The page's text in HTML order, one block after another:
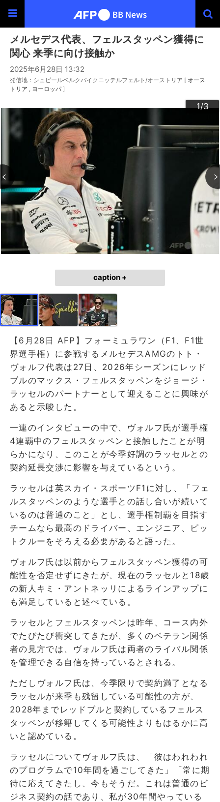
メルセデス代表、フェルスタッペン獲得に
関心 来季に向け接触か
2025年6月28日 13:32
発信地：シュピールベルクバイクニッテルフェルト/オーストリア [ オース
トリア
ヨーロッパ ]
1/3
2/3
3/3
caption +
【6月28日 AFP】フォーミュラワン（F1、F1世
界選手権）に参戦するメルセデスAMGのトト・
ヴォルフ代表は27日、2026年シーズンにレッド
ブルのマックス・フェルスタッペンをジョージ・
ラッセルのパートナーとして迎えることに興味が
あると示唆した。
一連のインタビューの中で、ヴォルフ氏が選手権
4連覇中のフェルスタッペンと接触したことが明
らかになり、このことが今季好調のラッセルとの
契約延長交渉に影響を与えているという。
ラッセルは英スカイ・スポーツF1に対し、「フェ
ルスタッペンのような選手との話し合いが続いて
いるのは普通のこと」とし、選手権制覇を目指す
チームなら最高のドライバー、エンジニア、ピッ
トクルーをそろえる必要があると語った。
ヴォルフ氏は以前からフェルスタッペン獲得の可
能性を否定せずにきたが、現在のラッセルと18歳
の新人キミ・アントネッリによるラインアップに
も満足していると述べている。
ラッセルとフェルスタッペンは昨年、コース内外
でたびたび衝突してきたが、多くのベテラン関係
者の見方では、ヴォルフ氏は両者のライバル関係
を管理できる自信を持っているとされる。
ただしヴォルフ氏は、今季限りで契約満了となる
ラッセルが来季も残留している可能性の方が、
2028年までレッドブルと契約しているフェルス
タッペンが移籍してくる可能性よりもはるかに高
いと認めている。
ラッセルについてヴォルフ氏は、「彼はわれわれ
のプログラムで10年間を過ごしてきた」「常に期
待に応えてきたし、今もそうだ。これは普通のビ
ジネス契約の話であり、私が30年間やっている